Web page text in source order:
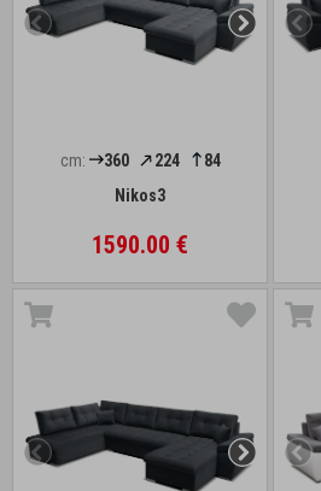
cm: 360 224
84
Nikos3
1590.00 €